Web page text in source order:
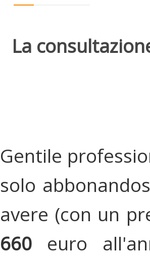
La
Gentile
solo
avere (con un
660 euro